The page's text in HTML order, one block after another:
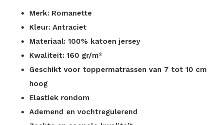
Merk: Romanette
Kleur: Antraciet
Materiaal: 100% katoen jersey
Kwaliteit: 160 gr/m²
Geschikt voor toppermatrassen van 7 tot 10 cm
hoog
Elastiek rondom
Ademend en vochtregulerend